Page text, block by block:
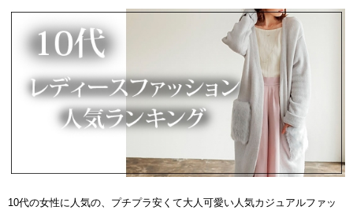
10代の女性に人気の、プチプラ安くて大人可愛い人気カジュアルファッ